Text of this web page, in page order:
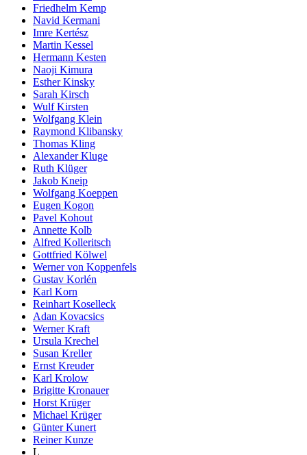
Friedhelm Kemp
Navid Kermani
Imre Kertész
Martin Kessel
Hermann Kesten
Naoji Kimura
Esther Kinsky
Sarah Kirsch
Wulf Kirsten
Wolfgang Klein
Raymond Klibansky
Thomas Kling
Alexander Kluge
Ruth Klüger
Jakob Kneip
Wolfgang Koeppen
Eugen Kogon
Pavel Kohout
Annette Kolb
Alfred Kolleritsch
Gottfried Kölwel
Werner von Koppenfels
Gustav Korlén
Karl Korn
Reinhart Koselleck
Adan Kovacsics
Werner Kraft
Ursula Krechel
Susan Kreller
Ernst Kreuder
Karl Krolow
Brigitte Kronauer
Horst Krüger
Michael Krüger
Günter Kunert
Reiner Kunze
L